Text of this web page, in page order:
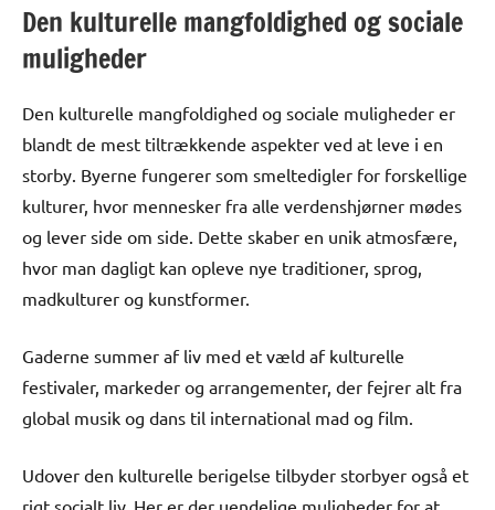
Den kulturelle mangfoldighed og sociale
muligheder
Den kulturelle mangfoldighed og sociale muligheder er
blandt de mest tiltrækkende aspekter ved at leve i en
storby. Byerne fungerer som smeltedigler for forskellige
kulturer, hvor mennesker fra alle verdenshjørner mødes
og lever side om side. Dette skaber en unik atmosfære,
hvor man dagligt kan opleve nye traditioner, sprog,
madkulturer og kunstformer.
Gaderne summer af liv med et væld af kulturelle
festivaler, markeder og arrangementer, der fejrer alt fra
global musik og dans til international mad og film.
Udover den kulturelle berigelse tilbyder storbyer også et
rigt socialt liv. Her er der uendelige muligheder for at